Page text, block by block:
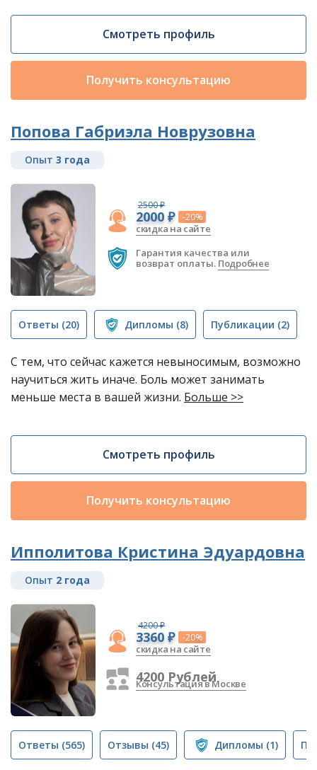
Смотреть профиль
Получить консультацию
Попова Габриэла Новрузовна
Опыт 3 года
2500 ₽
2000 ₽ -20%
скидка на сайте
Гарантия качества или
возврат оплаты. Подробнее
Ответы (20) Дипломы (8) Публикации (2)
С тем, что сейчас кажется невыносимым, возможно
научиться жить иначе. Боль может занимать
меньше места в вашей жизни. Больше >>
Смотреть профиль
Получить консультацию
Ипполитова Кристина Эдуардовна
Опыт 2 года
4200 ₽
3360 ₽ -20%
скидка на сайте
4200 Рублей
Консультация в Москве
Ответы (565) Отзывы (45) Дипломы (1)